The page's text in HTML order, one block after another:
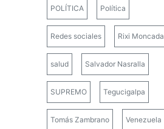
POLÍTICA Política
Redes sociales Rixi Moncada
salud Salvador Nasralla
SUPREMO Tegucigalpa
Tomás Zambrano Venezuela